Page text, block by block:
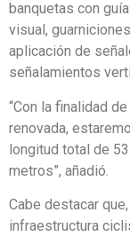
banquetas con
visual,
aplicación de
señalamientos
“Con la finalidad
renovada,
longitud total de
metros”, añadió.
Cabe destacar
infraestructura